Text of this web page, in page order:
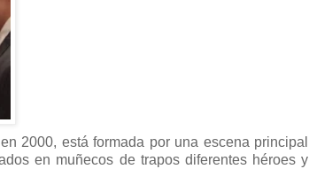
2000, está formada por una escena principal
en muñecos de trapos diferentes héroes y